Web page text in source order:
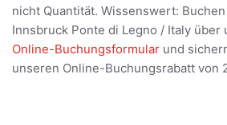
nicht Quantität. Wissenswert:
Innsbruck Ponte di Legno / Italy über
Online-Buchungsformular und
unseren Online-Buchungsrabatt von